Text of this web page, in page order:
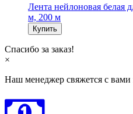
Лента нейлоновая белая
м, 200 м
Спасибо за заказ!
×
Наш менеджер свяжется с